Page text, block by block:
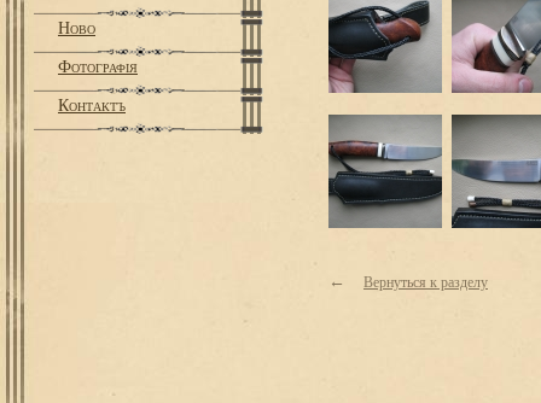
Ново
Фотографiя
Контактъ
← Вернуться к разделу